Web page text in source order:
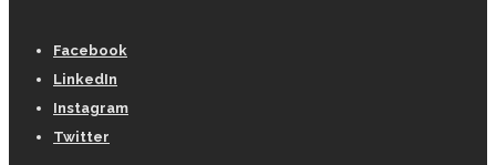
Facebook
LinkedIn
Instagram
Twitter